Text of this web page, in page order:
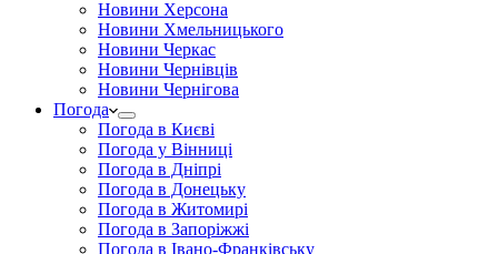
Новини Херсона
Новини Хмельницького
Новини Черкас
Новини Чернівців
Новини Чернігова
Погода
Погода в Києві
Погода у Вінниці
Погода в Дніпрі
Погода в Донецьку
Погода в Житомирі
Погода в Запоріжжі
Погода в Івано-Франківську